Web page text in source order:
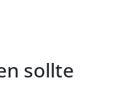
sollte